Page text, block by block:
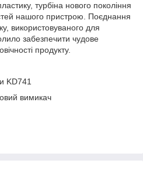
турбіна нового покоління
нашого пристрою. Поєднання
використовуваного для
забезпечити чудове
продукту.
KD741
вимикач